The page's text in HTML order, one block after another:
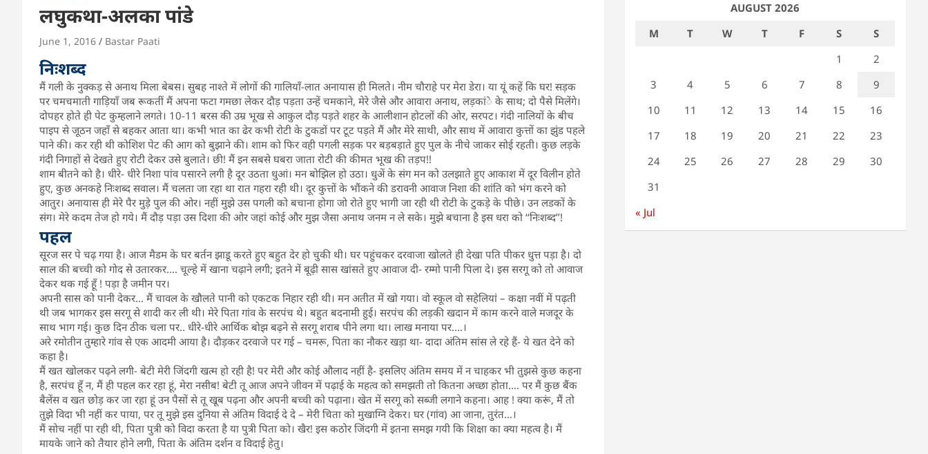
लघुकथा-अलका पांडे
June 1, 2016 Bastar Paati
निःशब्द
मैं गली के नुक्कड़ से अनाथ मिला बेबस। सुबह नाश्ते में लोगों की गालियाँ-लात अनायास ही मिलते। नीम चौराहे पर मेरा डेरा। या यूं कहें कि घर! सड़क
पर चमचमाती गाड़ियाँ जब रूकतीं मैं अपना फटा गमछा लेकर दौड़ पड़ता उन्हें चमकाने, मेरे जैसे और आवारा अनाथ, लड़कांे के साथ; दो पैसे मिलेंगे।
दोपहर होते ही पेट कुम्हलाने लगते। 10-11 बरस की उम्र भूख से आकुल दौड़ पड़ते शहर के आलीशान होटलों की ओर, सरपट। गंदी नालियों के बीच
पाइप से जूठन जहाँ से बहकर आता था। कभी भात का ढेर कभी रोटी के टुकडों पर टूट पड़ते मैं और मेरे साथी, और साथ में आवारा कुत्तों का झुंड पहले
पाने की। कर रही थी कोशिश पेट की आग को बुझाने की। शाम को फिर वही पगली सड़क पर बड़बड़ाते हुए पुल के नीचे जाकर सोई रहती। कुछ लड़के
गंदी निगाहों से देखते हुए रोटी देकर उसे बुलाते। छी! मैं इन सबसे घबरा जाता रोटी की कीमत भूख की तड़प!!
शाम बीतने को है। धीरे- धीरे निशा पांव पसारने लगी है दूर उठता धुआं। मन बोझिल हो उठा। धुअें के संग मन को उलझाते हुए आकाश में दूर विलीन होते
हुए, कुछ अनकहे निःशब्द सवाल। मैं चलता जा रहा था रात गहरा रही थी। दूर कुत्तों के भौंकने की डरावनी आवाज निशा की शांति को भंग करने को
आतुर। अनायास ही मेरे पैर मुड़े पुल की ओर। नहीं मुझे उस पगली को बचाना होगा जो रोते हुए भागी जा रही थी रोटी के टुकड़े के पीछे। उन लडकों के
संग। मेरे कदम तेज हो गये। मैं दौड़ पड़ा उस दिशा की ओर जहां कोई और मुझ जैसा अनाथ जनम न ले सके। मुझे बचाना है इस धरा को ‘‘निःशब्द’’!
पहल
सूरज सर पे चढ़ गया है। आज मैडम के घर बर्तन झाडू करते हुए बहुत देर हो चुकी थी। घर पहुंचकर दरवाजा खोलते ही देखा पति पीकर धुत्त पड़ा है। दो
साल की बच्ची को गोद से उतारकर…. चूल्हे में खाना चढ़ाने लगी; इतने में बूढ़ी सास खांसते हुए आवाज दी- रम्मो पानी पिला दे। इस सरगू को तो आवाज
देकर थक गई हूँ ! पड़ा है जमीन पर।
अपनी सास को पानी देकर… मैं चावल के खौलते पानी को एकटक निहार रही थी। मन अतीत में खो गया। वो स्कूल वो सहेलियां – कक्षा नवीं में पढ़ती
थी जब भागकर इस सरगू से शादी कर ली थी। मेरे पिता गांव के सरपंच थे। बहुत बदनामी हुई। सरपंच की लड़की खदान में काम करने वाले मजदूर के
साथ भाग गई। कुछ दिन ठीक चला पर.. धीरे-धीरे आर्थिक बोझ बढ़ने से सरगू शराब पीने लगा था। लाख मनाया पर….।
अरे रमोतीन तुम्हारे गांव से एक आदमी आया है। दौड़कर दरवाजे पर गई – चमरू, पिता का नौकर खड़ा था- दादा अंतिम सांस ले रहे हैं- ये खत देने को
कहा है।
मैं खत खोलकर पढ़ने लगी- बेटी मेरी जिंदगी खत्म हो रही है! पर मेरी और कोई औलाद नहीं है- इसलिए अंतिम समय में न चाहकर भी तुझसे कुछ कहना
है, सरपंच हूँ न, मैं ही पहल कर रहा हूं, मेरा नसीब! बेटी तू आज अपने जीवन में पढ़ाई के महत्व को समझती तो कितना अच्छा होता…. पर मैं कुछ बैंक
बैलेंस व खत छोड़ कर जा रहा हूं उन पैसों से तू खूब पढ़ना और अपनी बच्ची को पढ़ाना। खेत में सरगू को सब्जी लगाने कहना। आह ! क्या करूं, मैं तो
तुझे विदा भी नहीं कर पाया, पर तू मुझे इस दुनिया से अंतिम विदाई दे दे – मेरी चिता को मुखाग्नि देकर। घर (गांव) आ जाना, तुरंत…।
मैं सोच नहीं पा रही थी, पिता पुत्री को विदा करता है या पुत्री पिता को। खैर! इस कठोर जिंदगी में इतना समझ गयी कि शिक्षा का क्या महत्व है। मैं
मायके जाने को तैयार होने लगी, पिता के अंतिम दर्शन व विदाई हेतु।
AUGUST 2026
M
T W T F S
S
1
2
3
4 5 6 7 8
9
10
11 12 13 14 15
16
17
18 19 20 21 22
23
24
25 26 27 28 29
30
31
« Jul